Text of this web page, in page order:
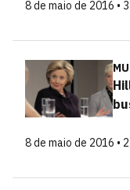
8 de maio de 2016 •
8 de maio de 2016 •